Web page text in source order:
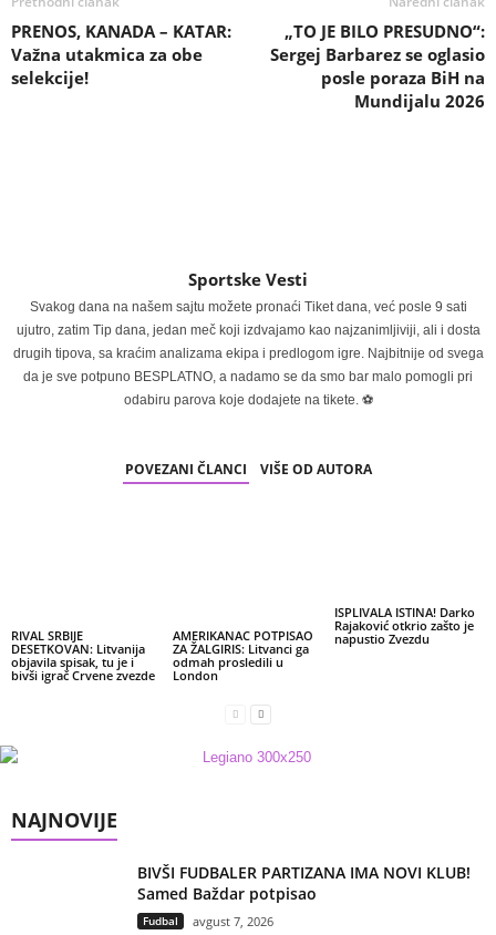
PRENOS, KANADA – KATAR:
Važna utakmica za obe
selekcije!
„TO JE BILO PRESUDNO“:
Sergej Barbarez se oglasio
posle poraza BiH na
Mundijalu 2026
Sportske Vesti
Svakog dana na našem sajtu možete pronaći Tiket dana, već posle 9 sati
ujutro, zatim Tip dana, jedan meč koji izdvajamo kao najzanimljiviji, ali i dosta
drugih tipova, sa kraćim analizama ekipa i predlogom igre. Najbitnije od svega
da je sve potpuno BESPLATNO, a nadamo se da smo bar malo pomogli pri
odabiru parova koje dodajete na tikete. ⚽
POVEZANI ČLANCI VIŠE OD AUTORA
RIVAL SRBIJE
DESETKOVAN: Litvanija
objavila spisak, tu je i
bivši igrač Crvene zvezde
AMERIKANAC POTPISAO
ZA ŽALGIRIS: Litvanci ga
odmah prosledili u
London
ISPLIVALA ISTINA! Darko
Rajaković otkrio zašto je
napustio Zvezdu
NAJNOVIJE
BIVŠI FUDBALER PARTIZANA IMA NOVI KLUB!
Samed Baždar potpisao
Fudbal avgust 7, 2026